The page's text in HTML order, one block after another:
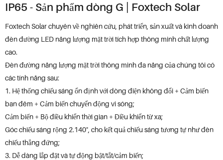
IP65 - Sản phẩm dòng G | Foxtech Solar
Foxtech Solar chuyên về nghiên cứu, phát triển, sản xuất và kinh doanh
đèn đường LED năng lượng mặt trời tích hợp thông minh chất lượng
cao.
Đèn đường năng lượng mặt trời thông minh đa năng của chúng tôi có
các tính năng sau:
1. Hệ thống chiếu sáng ổn định với dòng điện không đổi + Cảm biến
ban đêm + Cảm biến chuyển động vi sóng;
Cảm biến + Bộ điều khiển thời gian + Điều khiển từ xa;
Góc chiếu sáng rộng 2.140°, cho kết quả chiếu sáng tương tự như đèn
chiếu thẳng đứng;
3. Dễ dàng lắp đặt và tự động bật/tắt/cảm biến;